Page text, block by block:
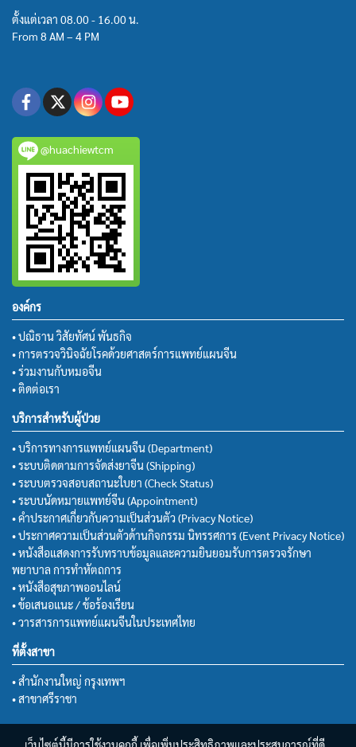
ตั้งแต่เวลา 08.00 - 16.00 น.
From 8 AM – 4 PM
@huachiewtcm
องค์กร
• ปณิธาน วิสัยทัศน์ พันธกิจ
• การตรวจวินิจฉัยโรคด้วยศาสตร์การแพทย์แผนจีน
• ร่วมงานกับหมอจีน
• ติดต่อเรา
บริการสำหรับผู้ป่วย
• บริการทางการแพทย์แผนจีน (Department)
• ระบบติดตามการจัดส่งยาจีน (Shipping)
• ระบบตรวจสอบสถานะใบยา (Check Status)
• ระบบนัดหมายแพทย์จีน (Appointment)
• คำประกาศเกี่ยวกับความเป็นส่วนตัว (Privacy Notice)
• ประกาศความเป็นส่วนตัวด้านกิจกรรม นิทรรศการ (Event Privacy Notice)
• หนังสือแสดงการรับทราบข้อมูลและความยินยอมรับการตรวจรักษา
พยาบาล การทำหัตถการ
• หนังสือสุขภาพออนไลน์
• ข้อเสนอแนะ / ข้อร้องเรียน
• วารสารการแพทย์แผนจีนในประเทศไทย
ที่ตั้งสาขา
• สำนักงานใหญ่ กรุงเทพฯ
• สาขาศรีราชา